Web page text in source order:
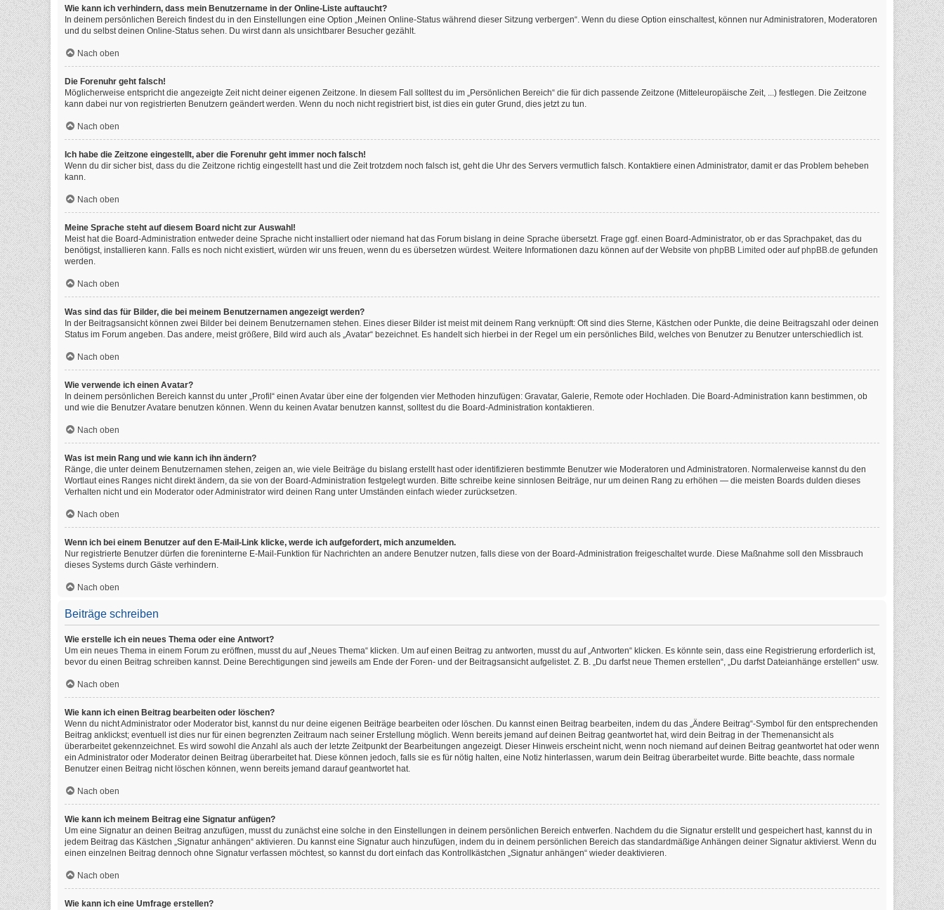
Wie kann ich verhindern, dass mein Benutzername in der Online-Liste auftaucht?
In deinem persönlichen Bereich findest du in den Einstellungen eine Option „Meinen Online-Status während dieser Sitzung verbergen“. Wenn du diese Option einschaltest, können nur Administratoren, Moderatoren
und du selbst deinen Online-Status sehen. Du wirst dann als unsichtbarer Besucher gezählt.
Nach oben
Die Forenuhr geht falsch!
Möglicherweise entspricht die angezeigte Zeit nicht deiner eigenen Zeitzone. In diesem Fall solltest du im „Persönlichen Bereich“ die für dich passende Zeitzone (Mitteleuropäische Zeit, ...) festlegen. Die Zeitzone
kann dabei nur von registrierten Benutzern geändert werden. Wenn du noch nicht registriert bist, ist dies ein guter Grund, dies jetzt zu tun.
Nach oben
Ich habe die Zeitzone eingestellt, aber die Forenuhr geht immer noch falsch!
Wenn du dir sicher bist, dass du die Zeitzone richtig eingestellt hast und die Zeit trotzdem noch falsch ist, geht die Uhr des Servers vermutlich falsch. Kontaktiere einen Administrator, damit er das Problem beheben
kann.
Nach oben
Meine Sprache steht auf diesem Board nicht zur Auswahl!
Meist hat die Board-Administration entweder deine Sprache nicht installiert oder niemand hat das Forum bislang in deine Sprache übersetzt. Frage ggf. einen Board-Administrator, ob er das Sprachpaket, das du
benötigst, installieren kann. Falls es noch nicht existiert, würden wir uns freuen, wenn du es übersetzen würdest. Weitere Informationen dazu können auf der Website von phpBB Limited oder aufphpBB.de gefunden
werden.
Nach oben
Was sind das für Bilder, die bei meinem Benutzernamen angezeigt werden?
In der Beitragsansicht können zwei Bilder bei deinem Benutzernamen stehen. Eines dieser Bilder ist meist mit deinem Rang verknüpft: Oft sind dies Sterne, Kästchen oder Punkte, die deine Beitragszahl oder deinen
Status im Forum angeben. Das andere, meist größere, Bild wird auch als „Avatar“ bezeichnet. Es handelt sich hierbei in der Regel um ein persönliches Bild, welches von Benutzer zu Benutzer unterschiedlich ist.
Nach oben
Wie verwende ich einen Avatar?
In deinem persönlichen Bereich kannst du unter „Profil“ einen Avatar über eine der folgenden vier Methoden hinzufügen: Gravatar, Galerie, Remote oder Hochladen. Die Board-Administration kann bestimmen, ob
und wie die Benutzer Avatare benutzen können. Wenn du keinen Avatar benutzen kannst, solltest du die Board-Administration kontaktieren.
Nach oben
Was ist mein Rang und wie kann ich ihn ändern?
Ränge, die unter deinem Benutzernamen stehen, zeigen an, wie viele Beiträge du bislang erstellt hast oder identifizieren bestimmte Benutzer wie Moderatoren und Administratoren. Normalerweise kannst du den
Wortlaut eines Ranges nicht direkt ändern, da sie von der Board-Administration festgelegt wurden. Bitte schreibe keine sinnlosen Beiträge, nur um deinen Rang zu erhöhen — die meisten Boards dulden dieses
Verhalten nicht und ein Moderator oder Administrator wird deinen Rang unter Umständen einfach wieder zurücksetzen.
Nach oben
Wenn ich bei einem Benutzer auf den E-Mail-Link klicke, werde ich aufgefordert, mich anzumelden.
Nur registrierte Benutzer dürfen die foreninterne E-Mail-Funktion für Nachrichten an andere Benutzer nutzen, falls diese von der Board-Administration freigeschaltet wurde. Diese Maßnahme soll den Missbrauch
dieses Systems durch Gäste verhindern.
Nach oben
Beiträge schreiben
Wie erstelle ich ein neues Thema oder eine Antwort?
Um ein neues Thema in einem Forum zu eröffnen, musst du auf „Neues Thema“ klicken. Um auf einen Beitrag zu antworten, musst du auf „Antworten“ klicken. Es könnte sein, dass eine Registrierung erforderlich ist,
bevor du einen Beitrag schreiben kannst. Deine Berechtigungen sind jeweils am Ende der Foren- und der Beitragsansicht aufgelistet. Z. B. „Du darfst neue Themen erstellen“, „Du darfst Dateianhänge erstellen“ usw.
Nach oben
Wie kann ich einen Beitrag bearbeiten oder löschen?
Wenn du nicht Administrator oder Moderator bist, kannst du nur deine eigenen Beiträge bearbeiten oder löschen. Du kannst einen Beitrag bearbeiten, indem du das „Ändere Beitrag“-Symbol für den entsprechenden
Beitrag anklickst; eventuell ist dies nur für einen begrenzten Zeitraum nach seiner Erstellung möglich. Wenn bereits jemand auf deinen Beitrag geantwortet hat, wird dein Beitrag in der Themenansicht als
überarbeitet gekennzeichnet. Es wird sowohl die Anzahl als auch der letzte Zeitpunkt der Bearbeitungen angezeigt. Dieser Hinweis erscheint nicht, wenn noch niemand auf deinen Beitrag geantwortet hat oder wenn
ein Administrator oder Moderator deinen Beitrag überarbeitet hat. Diese können jedoch, falls sie es für nötig halten, eine Notiz hinterlassen, warum dein Beitrag überarbeitet wurde. Bitte beachte, dass normale
Benutzer einen Beitrag nicht löschen können, wenn bereits jemand darauf geantwortet hat.
Nach oben
Wie kann ich meinem Beitrag eine Signatur anfügen?
Um eine Signatur an deinen Beitrag anzufügen, musst du zunächst eine solche in den Einstellungen in deinem persönlichen Bereich entwerfen. Nachdem du die Signatur erstellt und gespeichert hast, kannst du in
jedem Beitrag das Kästchen „Signatur anhängen“ aktivieren. Du kannst eine Signatur auch hinzufügen, indem du in deinem persönlichen Bereich das standardmäßige Anhängen deiner Signatur aktivierst. Wenn du
einen einzelnen Beitrag dennoch ohne Signatur verfassen möchtest, so kannst du dort einfach das Kontrollkästchen „Signatur anhängen“ wieder deaktivieren.
Nach oben
Wie kann ich eine Umfrage erstellen?